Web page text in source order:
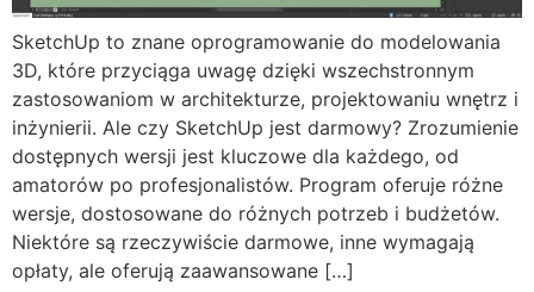
SketchUp to znane oprogramowanie do modelowania
3D, które przyciąga uwagę dzięki wszechstronnym
zastosowaniom w architekturze, projektowaniu wnętrz i
inżynierii. Ale czy SketchUp jest darmowy? Zrozumienie
dostępnych wersji jest kluczowe dla każdego, od
amatorów po profesjonalistów. Program oferuje różne
wersje, dostosowane do różnych potrzeb i budżetów.
Niektóre są rzeczywiście darmowe, inne wymagają
opłaty, ale oferują zaawansowane […]